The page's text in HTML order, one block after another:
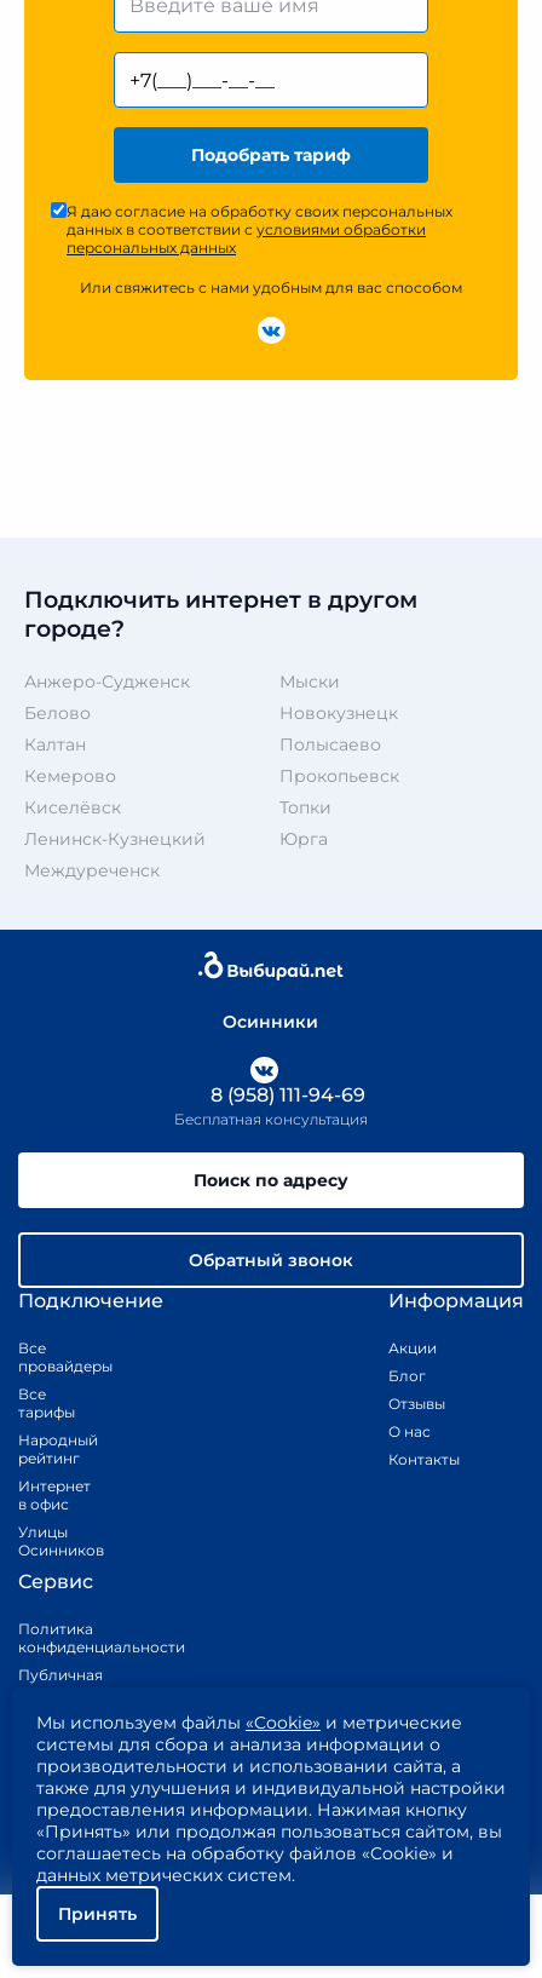
Подобрать тариф
Я даю согласие на обработку своих персональных
данных в соответствии с условиями обработки
персональных данных
Или свяжитесь с нами удобным для вас способом
Подключить интернет в другом
городе?
Анжеро-Судженск
Белово
Калтан
Кемерово
Киселёвск
Ленинск-Кузнецкий
Междуреченск
Мыски
Новокузнецк
Полысаево
Прокопьевск
Топки
Юрга
Осинники
Подключение
Все
провайдеры
Все
тарифы
Народный
рейтинг
Интернет
в офис
Улицы
Осинников
Информация
Акции
Блог
Отзывы
О нас
Контакты
Сервис
Политика
конфиденциальности
Публичная
Карта сайта
Личный
кабинет
8 (958) 111-94-69
Бесплатная консультация
Поиск по адресу
Обратный звонок
© 2026 Выбирай.net
Политика конфиденциальности
Публичная оферта
Политика обработки персональных данных
Приложение 2
Мы используем файлы «Cookie» и метрические
системы для сбора и анализа информации о
производительности и использовании сайта, а
также для улучшения и индивидуальной настройки
предоставления информации. Нажимая кнопку
«Принять» или продолжая пользоваться сайтом, вы
соглашаетесь на обработку файлов «Cookie» и
данных метрических систем.
Принять